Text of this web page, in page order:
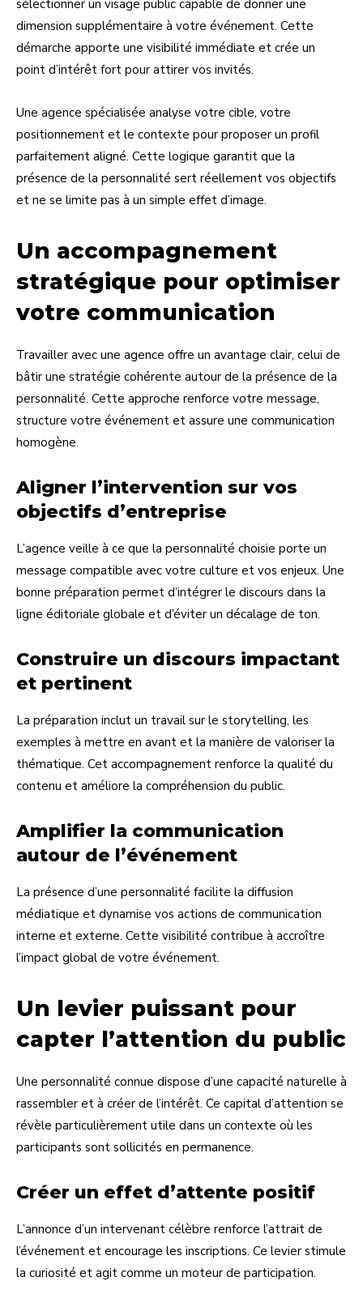
sélectionner un visage public capable de donner une
dimension supplémentaire à votre événement. Cette
démarche apporte une visibilité immédiate et crée un
point d’intérêt fort pour attirer vos invités.
Une agence spécialisée analyse votre cible, votre
positionnement et le contexte pour proposer un profil
parfaitement aligné. Cette logique garantit que la
présence de la personnalité sert réellement vos objectifs
et ne se limite pas à un simple effet d’image.
Un accompagnement
stratégique pour optimiser
votre communication
Travailler avec une agence offre un avantage clair, celui de
bâtir une stratégie cohérente autour de la présence de la
personnalité. Cette approche renforce votre message,
structure votre événement et assure une communication
homogène.
Aligner l’intervention sur vos
objectifs d’entreprise
L’agence veille à ce que la personnalité choisie porte un
message compatible avec votre culture et vos enjeux. Une
bonne préparation permet d’intégrer le discours dans la
ligne éditoriale globale et d’éviter un décalage de ton.
Construire un discours impactant
et pertinent
La préparation inclut un travail sur le storytelling, les
exemples à mettre en avant et la manière de valoriser la
thématique. Cet accompagnement renforce la qualité du
contenu et améliore la compréhension du public.
Amplifier la communication
autour de l’événement
La présence d’une personnalité facilite la diffusion
médiatique et dynamise vos actions de communication
interne et externe. Cette visibilité contribue à accroître
l’impact global de votre événement.
Un levier puissant pour
capter l’attention du public
Une personnalité connue dispose d’une capacité naturelle à
rassembler et à créer de l’intérêt. Ce capital d’attention se
révèle particulièrement utile dans un contexte où les
participants sont sollicités en permanence.
Créer un effet d’attente positif
L’annonce d’un intervenant célèbre renforce l’attrait de
l’événement et encourage les inscriptions. Ce levier stimule
la curiosité et agit comme un moteur de participation.